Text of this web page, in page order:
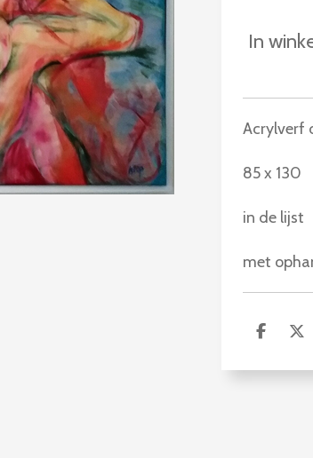
In
Acrylverf
85 x 130
in de lijst
met
D
l
D
e